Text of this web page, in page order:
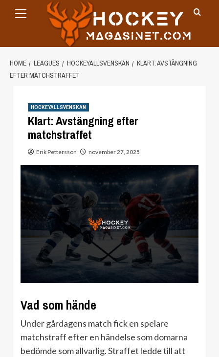
Menu
HOME LEAGUES HOCKEYALLSVENSKAN
KLART: AVSTÄNGNING
EFTER MATCHSTRAFFET
HOCKEYALLSVENSKAN
Klart: Avstängning efter
matchstraffet
Erik Pettersson november 27, 2025
Vad som hände
Under gårdagens match fick en spelare
matchstraff efter en händelse som domarna
bedömde som allvarlig. Straffet ledde till att